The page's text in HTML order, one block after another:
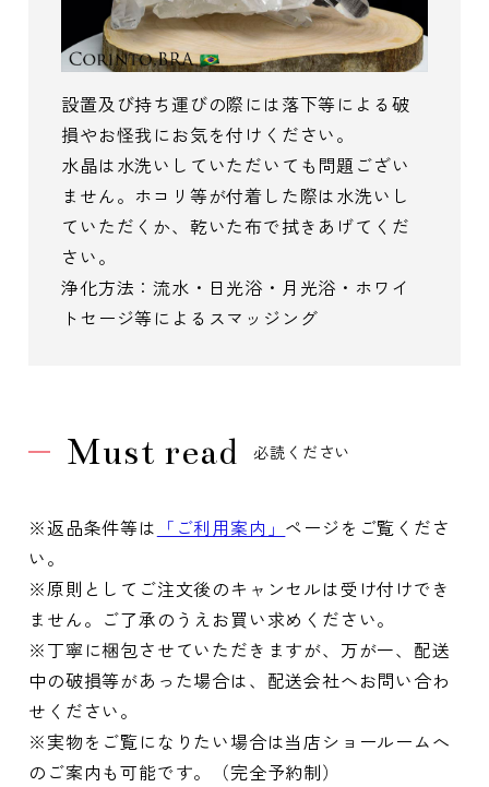
設置及び持ち運びの際には落下等による破
損やお怪我にお気を付けください。
水晶は水洗いしていただいても問題ござい
ません。ホコリ等が付着した際は水洗いし
ていただくか、乾いた布で拭きあげてくだ
さい。
浄化方法：流水・日光浴・月光浴・ホワイ
トセージ等によるスマッジング
Must read 必読ください
※返品条件等は 「ご利用案内」 ページをご覧くださ
い。
※原則としてご注文後のキャンセルは受け付けでき
ません。ご了承のうえお買い求めください。
※丁寧に梱包させていただきますが、万が一、配送
中の破損等があった場合は、配送会社へお問い合わ
せください。
※実物をご覧になりたい場合は当店ショールームへ
のご案内も可能です。（完全予約制）